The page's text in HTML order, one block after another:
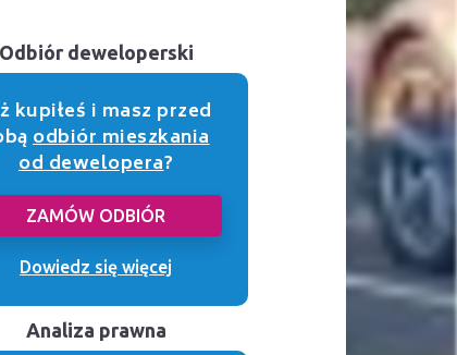
Odbiór deweloperski
kupiłeś i masz przed
odbiór mieszkania
od dewelopera?
ZAMÓW ODBIÓR
Dowiedz się więcej
Analiza prawna